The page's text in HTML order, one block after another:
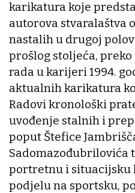
karikatura koje
autorova stvaralaštva
nastalih u drugoj
prošlog stoljeća,
rada u karijeri 1994.
aktualnih karikatura
Radovi kronološki
uvođenje stalnih i
poput Štefice
portretnu i situacijsku
podjelu na sportsku,